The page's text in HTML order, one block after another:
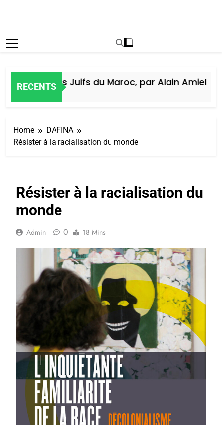
RECENTS
des Juifs du Maroc, par Alain Amiel
Home
DAFINA
Résister à la racialisation du monde
Résister à la racialisation du
monde
Admin 0 18 Mins